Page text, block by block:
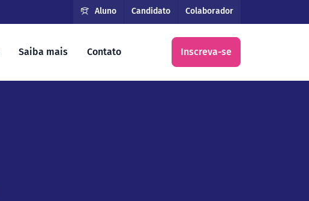
Aluno Candidato Colaborador
Saiba mais Contato Inscreva-se